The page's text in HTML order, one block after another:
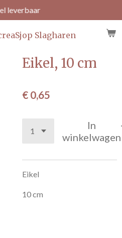
Slagharen
leverbaar
Eikel, 10 cm
€ 0,65
In
winkelwagen
Eikel
10 cm